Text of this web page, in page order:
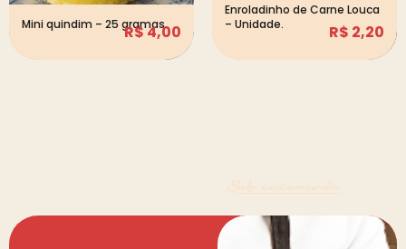
Mini quindim – 25 gramas
R$4,00
Enroladinho de Carne Louca
– Unidade.
R$ 2,20
Sob encomenda